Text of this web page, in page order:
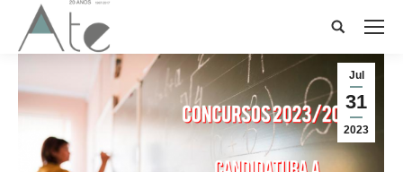
Search:
Jul
31
2023